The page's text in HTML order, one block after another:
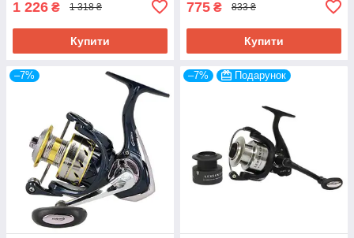
1 226 ₴ 1 318 ₴
Купити
775 ₴ 833 ₴
Купити
–7% –7% Подарунок